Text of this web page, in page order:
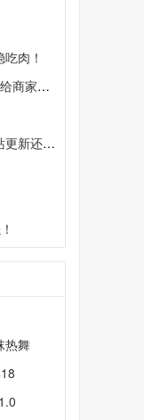
肉！
好评
精彩！
热舞